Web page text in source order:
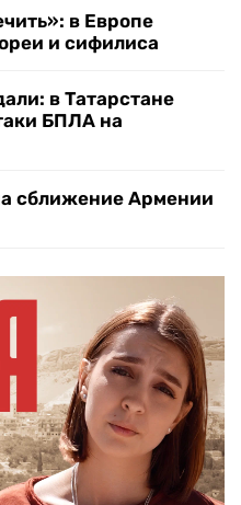
в Европе
и сифилиса
в Татарстане
БПЛА на
сближение Армении